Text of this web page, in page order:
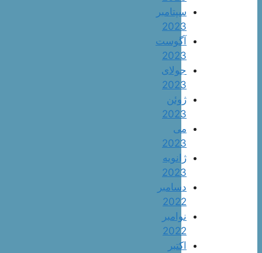
سپتامبر
2023
آگوست
2023
جولای
2023
ژوئن
2023
می
2023
ژانویه
2023
دسامبر
2022
نوامبر
2022
اکتبر